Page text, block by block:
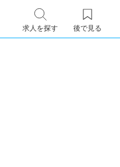
求人を探す 後で見る